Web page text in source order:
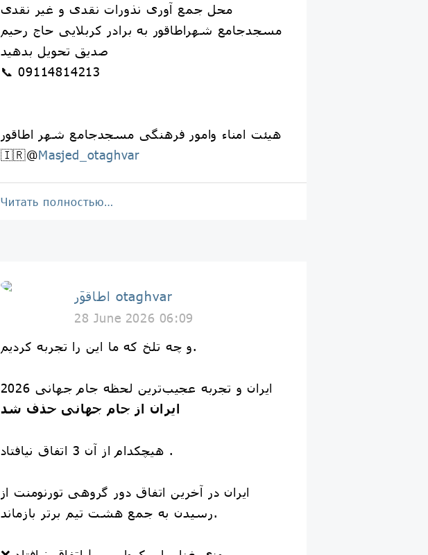
محل جمع آوری نذورات نقدی و غیر نقدی
مسجدجامع شهراطاقور به برادر کربلایی حاج رحيم
صديق تحویل بدهید
📞 09114814213
هیئت امناء وامور فرهنگی مسجدجامع شهر اطاقور
🇮🇷@Masjed_otaghvar
Читать полностью…
اطاقوَر otaghvar
28 June 2026 06:09
و چه تلخ که ما این را تجربه کردیم.
ایران و تجربه عجیب‌ترین لحظه جام جهانی 2026
ایران از جام جهانی حذف شد
هیچکدام از آن 3 اتفاق نیافتاد .
ایران در آخرین اتفاق دور گروهی تورنومنت از
رسیدن به جمع هشت تیم برتر بازماند.